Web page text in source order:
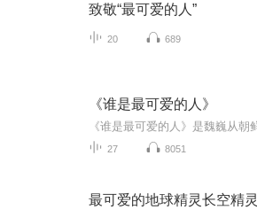
致敬“最可爱的人”
20 689
《谁是最可爱的人》
27 8051
最可爱的地球精灵长空精灵